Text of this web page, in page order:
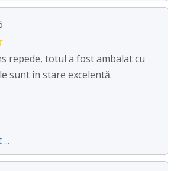
repede, totul a fost ambalat cu
sunt în stare excelentă.